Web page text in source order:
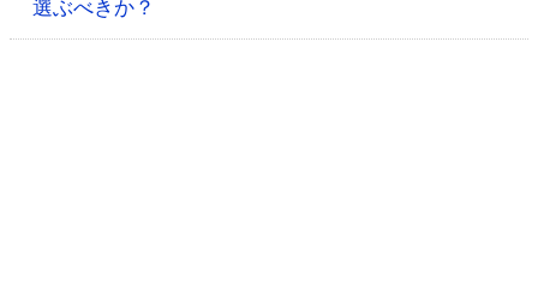
選ぶべきか？